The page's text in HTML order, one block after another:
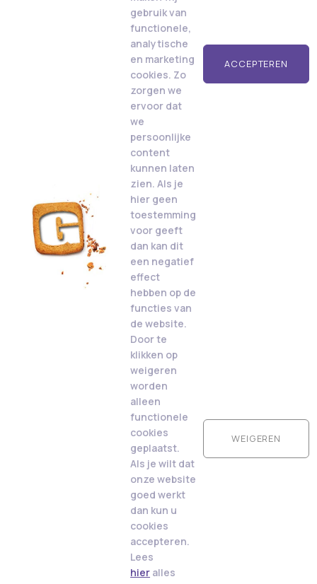
gebruik van
functionele,
analytische
en marketing
cookies. Zo
zorgen we
ervoor dat
we
persoonlijke
content
kunnen laten
zien. Als je
hier geen
toestemming
voor geeft
dan kan dit
een negatief
effect
hebben op de
functies van
de website.
Door te
klikken op
weigeren
worden
alleen
functionele
cookies
geplaatst.
Als je wilt dat
onze website
goed werkt
dan kun u
cookies
accepteren.
Lees
hier alles
ACCEPTEREN
WEIGEREN